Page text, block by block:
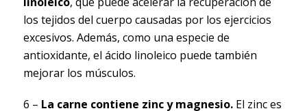
los tejidos del cuerpo causadas por los ejercicios
excesivos. Además, como una especie de
antioxidante, el ácido linoleico puede también
mejorar los músculos.
6 – La carne contiene zinc y magnesio.El zinc es